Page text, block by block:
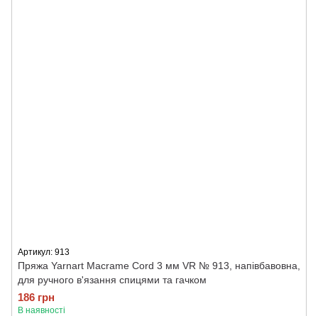
Артикул: 913
Пряжа Yarnart Macrame Cord 3 мм VR № 913, напівбавовна,
для ручного в'язання спицями та гачком
186 грн
В наявності